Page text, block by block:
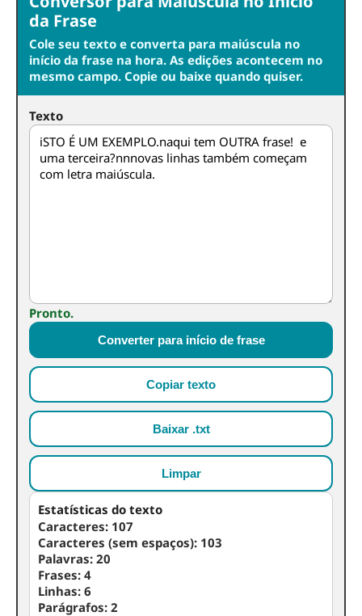
da Frase
Cole seu texto e converta para maiúscula no
início da frase na hora. As edições acontecem no
mesmo campo. Copie ou baixe quando quiser.
Texto
Pronto.
Converter para início de frase
Copiar texto
Baixar .txt
Limpar
Estatísticas do texto
Caracteres: 107
Caracteres (sem espaços): 103
Palavras: 20
Frases: 4
Linhas: 6
Parágrafos: 2